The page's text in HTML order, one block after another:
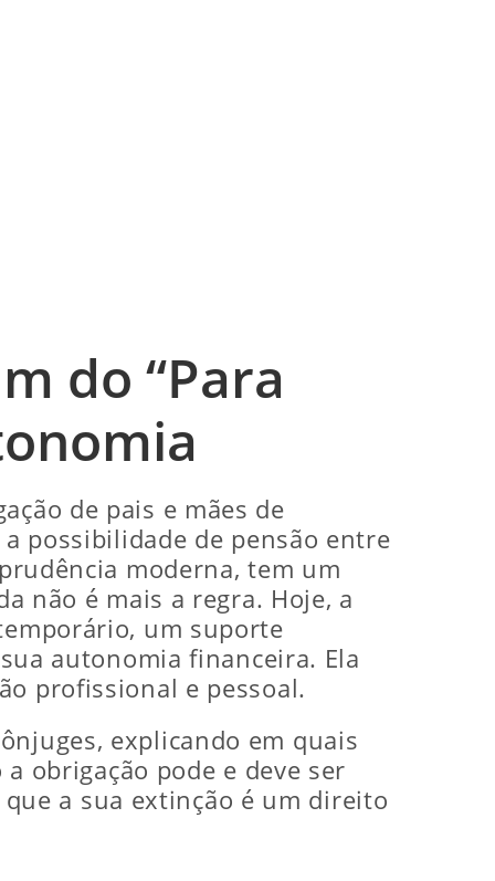
do “Para
de pais e mães de
possibilidade de pensão entre
moderna, tem um
não é mais a regra. Hoje, a
um suporte
autonomia financeira. Ela
profissional e pessoal.
explicando em quais
obrigação pode e deve ser
a sua extinção é um direito